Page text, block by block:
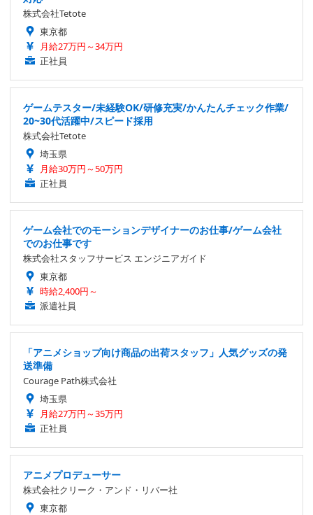
株式会社Tetote
東京都
月給27万円～34万円
正社員
ゲームテスター/未経験OK/研修充実/かんたんチェック作業/
20~30代活躍中/スピード採用
株式会社Tetote
埼玉県
月給30万円～50万円
正社員
ゲーム会社でのモーションデザイナーのお仕事/ゲーム会社
でのお仕事です
株式会社スタッフサービス エンジニアガイド
東京都
時給2,400円～
派遣社員
「アニメショップ向け商品の出荷スタッフ」人気グッズの発
送準備
Courage Path株式会社
埼玉県
月給27万円～35万円
正社員
アニメプロデューサー
株式会社クリーク・アンド・リバー社
東京都